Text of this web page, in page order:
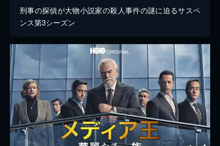
刑事の探偵が大物小説家の殺人事件の謎に迫るサスペ
ンス第3シーズン